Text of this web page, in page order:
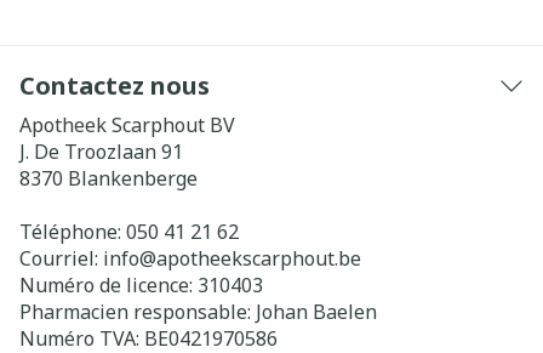
Contactez nous
Apotheek Scarphout BV
J. De Troozlaan 91
8370 Blankenberge
Téléphone: 050 41 21 62
Courriel: info@apotheekscarphout.be
Numéro de licence: 310403
Pharmacien responsable: Johan Baelen
Numéro TVA: BE0421970586